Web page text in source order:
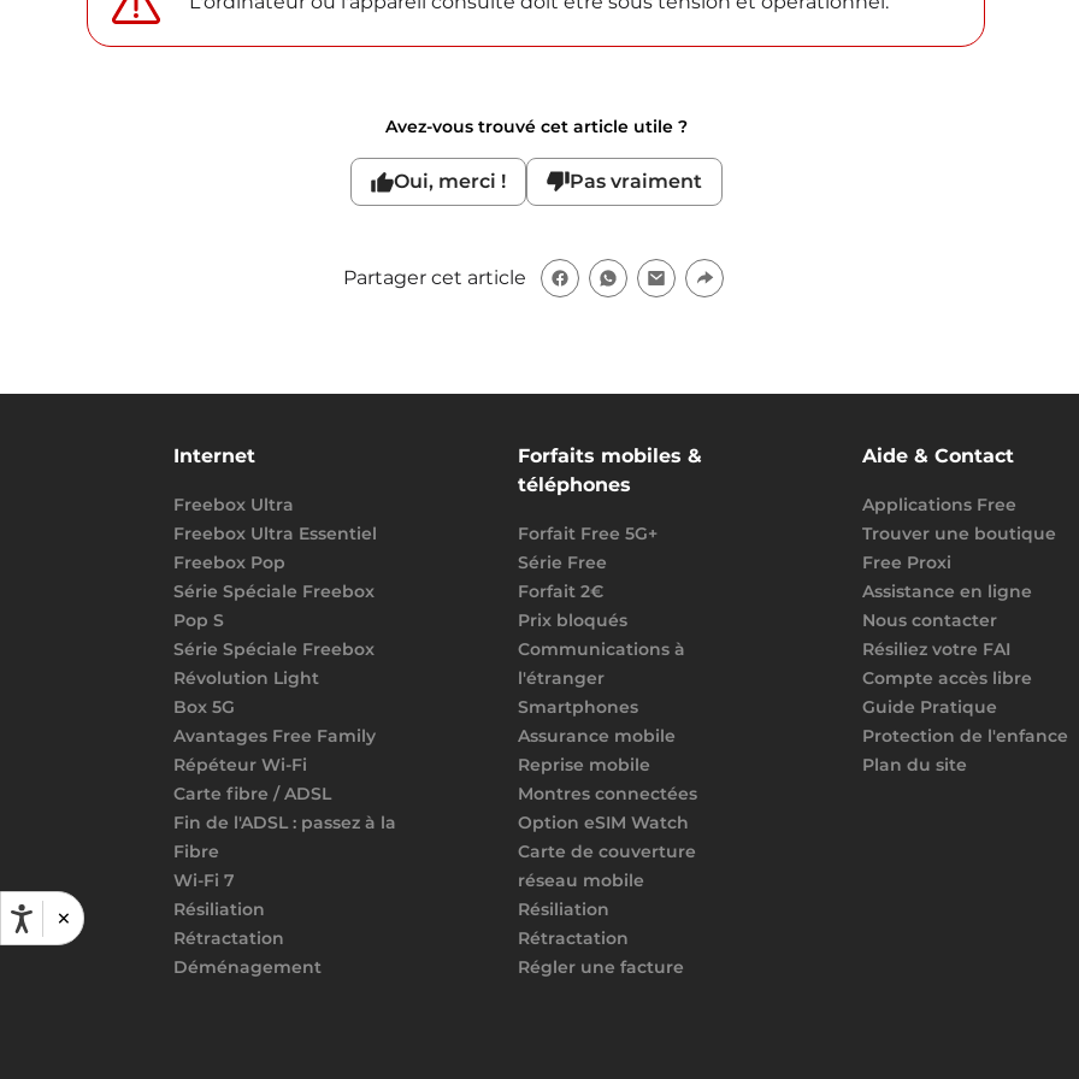
×
Avez-vous trouvé cet article utile ?
Oui, merci ! Pas vraiment
Partager cet article
Internet
Freebox Ultra
Freebox Ultra Essentiel
Freebox Pop
Série Spéciale Freebox
Pop S
Série Spéciale Freebox
Révolution Light
Box 5G
Avantages Free Family
Répéteur Wi-Fi
Carte fibre / ADSL
Fin de l'ADSL : passez à la
Fibre
Wi-Fi 7
Résiliation
Rétractation
Déménagement
Forfaits mobiles &
téléphones
Forfait Free 5G+
Série Free
Forfait 2€
Prix bloqués
Communications à
l'étranger
Smartphones
Assurance mobile
Reprise mobile
Montres connectées
Option eSIM Watch
Carte de couverture
réseau mobile
Résiliation
Rétractation
Régler une facture
Aide & Contact
Applications Free
Trouver une boutique
Free Proxi
Assistance en ligne
Nous contacter
Résiliez votre FAI
Compte accès libre
Guide Pratique
Protection de l'enfance
Plan du site